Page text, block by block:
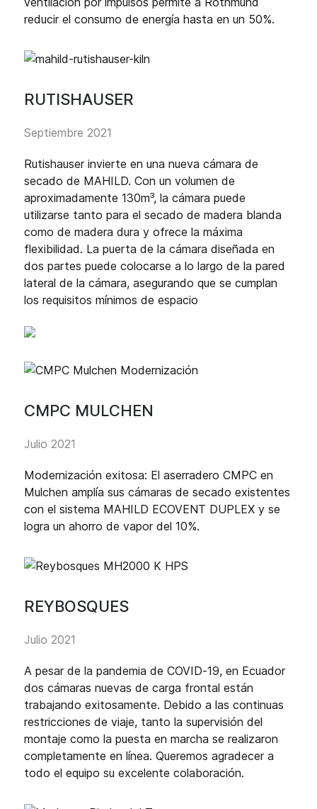
reducir el consumo de energía hasta en un 50%.
RUTISHAUSER
Septiembre 2021
Rutishauser invierte en una nueva cámara de
secado de MAHILD. Con un volumen de
aproximadamente 130m³, la cámara puede
utilizarse tanto para el secado de madera blanda
como de madera dura y ofrece la máxima
flexibilidad. La puerta de la cámara diseñada en
dos partes puede colocarse a lo largo de la pared
lateral de la cámara, asegurando que se cumplan
los requisitos mínimos de espacio
CMPC MULCHEN
Julio 2021
Modernización exitosa: El aserradero CMPC en
Mulchen amplía sus cámaras de secado existentes
con el sistema MAHILD ECOVENT DUPLEX y se
logra un ahorro de vapor del 10%.
REYBOSQUES
Julio 2021
A pesar de la pandemia de COVID-19, en Ecuador
dos cámaras nuevas de carga frontal están
trabajando exitosamente. Debido a las continuas
restricciones de viaje, tanto la supervisión del
montaje como la puesta en marcha se realizaron
completamente en línea. Queremos agradecer a
todo el equipo su excelente colaboración.